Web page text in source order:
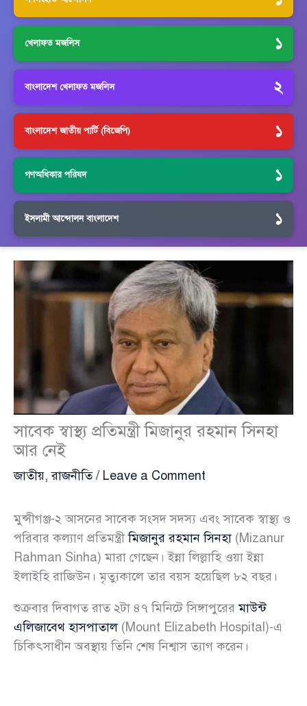
খেলাফত মজলিস ১
বাংলাদেশ খেলাফত মজলিস ২
বাংলাদেশ জাতীয় পার্টি (বিজেপি) ১
গণঅধিকার পরিষদ ১
ইসলামী আন্দোলন বাংলাদেশ ১
সাবেক স্বাস্থ্য প্রতিমন্ত্রী মিজানুর রহমান সিনহা
আর নেই
জাতীয়,রাজনীতি/ Leave a Comment
মুন্সীগঞ্জ-২ আসনের সাবেক সংসদ সদস্য এবং সাবেক স্বাস্থ্য ও
পরিবার কল্যাণ প্রতিমন্ত্রীমিজানুর রহমান সিনহা (Mizanur
Rahman Sinha) মারা গেছেন। ইন্না লিল্লাহি ওয়া ইন্না
ইলাইহি রাজিউন। মৃত্যুকালে তার বয়স হয়েছিল ৮২ বছর।
শুক্রবার দিবাগত রাত ২টা ৪৭ মিনিটে সিঙ্গাপুরেরমাউন্ট
এলিজাবেথ হাসপাতাল(Mount Elizabeth Hospital)-এ
চিকিৎসাধীন অবস্থায় তিনি শেষ নিশ্বাস ত্যাগ করেন।